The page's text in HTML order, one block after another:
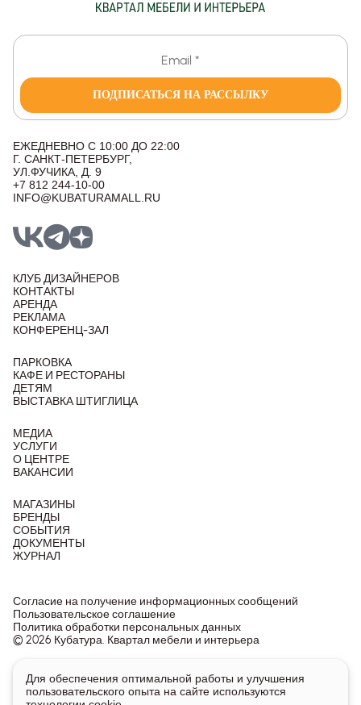
ПОДПИСАТЬСЯ НА РАССЫЛКУ
ЕЖЕДНЕВНО С 10:00 ДО 22:00
Г. САНКТ-ПЕТЕРБУРГ,
УЛ.ФУЧИКА, Д. 9
+7 812 244-10-00
INFO@KUBATURAMALL.RU
КЛУБ ДИЗАЙНЕРОВ
КОНТАКТЫ
АРЕНДА
РЕКЛАМА
КОНФЕРЕНЦ-ЗАЛ
ПАРКОВКА
КАФЕ И РЕСТОРАНЫ
ДЕТЯМ
ВЫСТАВКА ШТИГЛИЦА
МЕДИА
УСЛУГИ
О ЦЕНТРЕ
ВАКАНСИИ
МАГАЗИНЫ
БРЕНДЫ
СОБЫТИЯ
ДОКУМЕНТЫ
ЖУРНАЛ
© 2026 Кубатура. Квартал мебели и интерьера
Согласие на получение информационных сообщений
Пользовательское соглашение
Политика обработки персональных данных
Информация о товарах и ценах на сайте не является
публичной офертой, носит исключительно информационный
характер.
Для обеспечения оптимальной работы и улучшения
пользовательского опыта на сайте используются